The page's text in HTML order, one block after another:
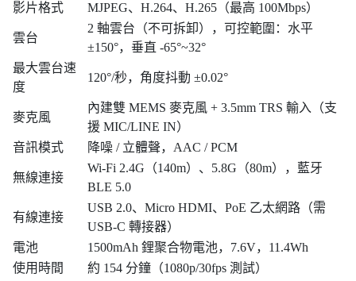
影片格式
MJPEG、H.264、H.265（最高 100Mbps）
雲台
2 軸雲台（不可拆卸），可控範圍：水平
±150°，垂直 -65°~32°
最大雲台速
度
120°/秒，角度抖動 ±0.02°
麥克風
內建雙 MEMS 麥克風 + 3.5mm TRS 輸入（支
援 MIC/LINE IN）
音訊模式
降噪 / 立體聲，AAC / PCM
無線連接
Wi-Fi 2.4G（140m）、5.8G（80m），藍牙
BLE 5.0
有線連接
USB 2.0、Micro HDMI、PoE 乙太網路（需
USB-C 轉接器）
電池
1500mAh 鋰聚合物電池，7.6V，11.4Wh
使用時間
約 154 分鐘（1080p/30fps 測試）